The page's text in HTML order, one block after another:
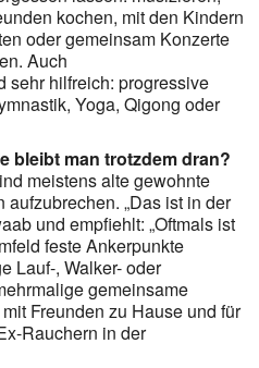
kochen, mit den Kindern
oder gemeinsam Konzerte
Auch
sehr hilfreich: progressive
Yoga, Qigong oder
bleibt man trotzdem dran?
meistens alte gewohnte
„Das ist in der
und empfiehlt: „Oftmals ist
feste Ankerpunkte
Lauf-, Walker- oder
gemeinsame
Freunden zu Hause und für
Rauchern in der